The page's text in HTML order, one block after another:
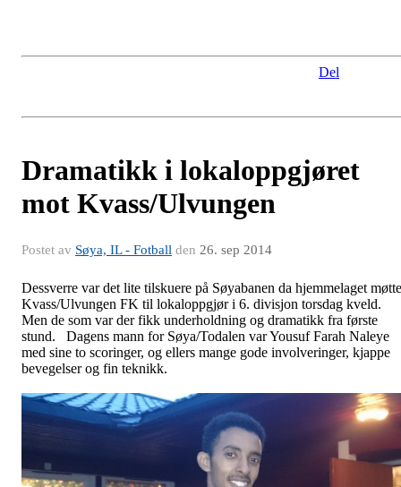
Del
Dramatikk i lokaloppgjøret
mot Kvass/Ulvungen
Postet av Søya, IL - Fotball den 26. sep 2014
Dessverre var det lite tilskuere på Søyabanen da hjemmelaget møtte
Kvass/Ulvungen FK til lokaloppgjør i 6. divisjon torsdag kveld.
Men de som var der fikk underholdning og dramatikk fra første
stund. Dagens mann for Søya/Todalen var Yousuf Farah Naleye
med sine to scoringer, og ellers mange gode involveringer, kjappe
bevegelser og fin teknikk.